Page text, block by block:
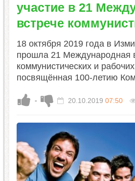
участие в 21
встрече
18 октября 2019 года в
прошла 21 Международная
коммунистических и
посвящённая 100-летию
- 20.10.2019 07:50